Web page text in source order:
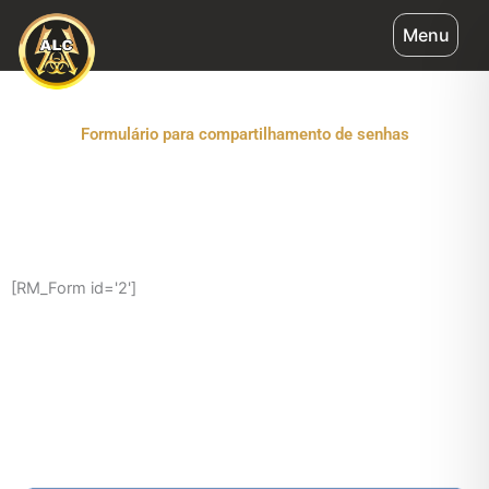
para
conteúdo
Menu
Formulário para compartilhamento de senhas
[RM_Form id='2']